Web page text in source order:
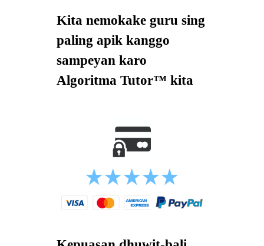
Kita nemokake guru sing
paling apik kanggo
sampeyan karo
Algoritma Tutor™ kita